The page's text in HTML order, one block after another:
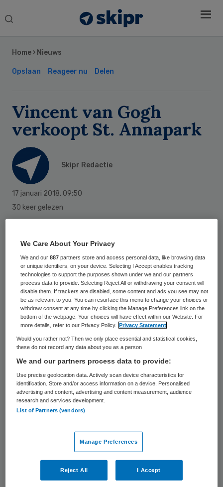
Search
Home › Nieuws
Opslaan Reageer nu Delen
Vincent van Gogh
verkoopt St. Annapark
Skipr Redactie
17 januari 2018, 09:50
30 keer gelezen
geestelijke gezondheidzorg, heeft het 46,5
hectare grote St. Annapark in Venray
verkocht aan de Renschdael Groep. Die
gaat het terrein van het psychiatrisch
ziekenhuis herontwikkelen.
St. Anna werd in 1907 opgericht door de
Zusters van Liefde uit Gent als
psychiatrisch ziekenhuis. Vincent van Gogh
heeft het terrein 110 jaren in eigendom
gehad. Jolande Tijhuis, bestuursvoorzitter
bij Vincent van Gogh is blij met de verkoop.
sluiten en ons focussen op dat waar we het
beste in zijn: onze primaire zorgtaken.”
“Bij de toekomstige invulling denken wij aan
Sidebar
We Care About Your Privacy
We and our887 partners store and access personal data, like browsing data
or unique identifiers, on your device. Selecting I Accept enables tracking
technologies to support the purposes shown under we and our partners
process data to provide. Selecting Reject All or withdrawing your consent will
disable them. If trackers are disabled, some content and ads you see may not
be as relevant to you. You can resurface this menu to change your choices or
withdraw consent at any time by clicking the Manage Preferences link on the
bottom of the webpage. Your choices will have effect within our Website. For
more details, refer to our Privacy Policy.
Privacy Statement
Would you rather not? Then we only place essential and statistical cookies,
these do not record any data about you as a person
We and our partners process data to provide:
Use precise geolocation data. Actively scan device characteristics for
identification. Store and/or access information on a device. Personalised
advertising and content, advertising and content measurement, audience
research and services development.
List of Partners (vendors)
Manage Preferences
Reject All I Accept